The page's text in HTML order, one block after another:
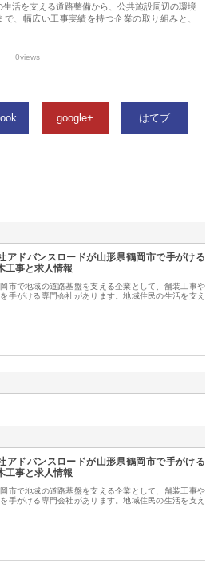
生活を支える道路整備から、公共施設周辺の環境
で、幅広い工事実績を持つ企業の取り組みと、
0views
google+ はてブ
アドバンスロードが山形県鶴岡市で手がける
工事と求人情報
市で地域の道路基盤を支える企業として、舗装工事や
手がける専門会社があります。地域住民の生活を支え
アドバンスロードが山形県鶴岡市で手がける
工事と求人情報
市で地域の道路基盤を支える企業として、舗装工事や
手がける専門会社があります。地域住民の生活を支え